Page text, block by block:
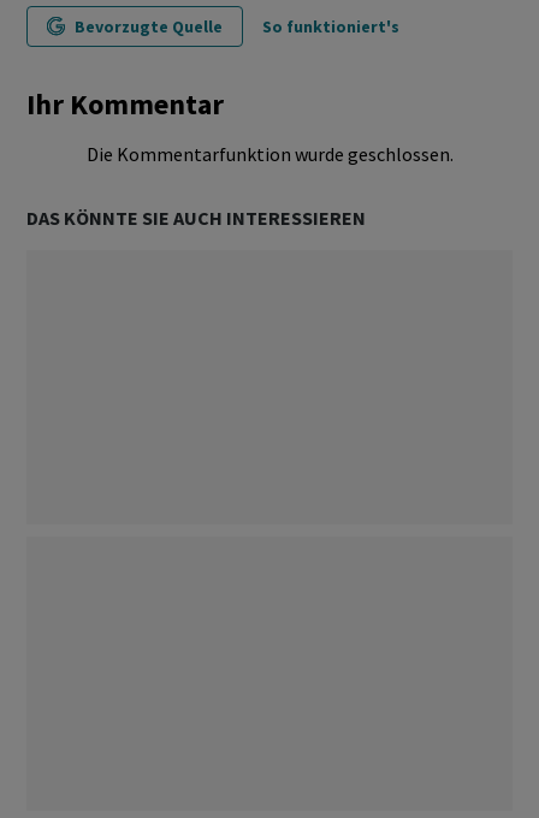
Bevorzugte Quelle So funktioniert's
Ihr Kommentar
Die Kommentarfunktion wurde geschlossen.
DAS KÖNNTE SIE AUCH INTERESSIEREN